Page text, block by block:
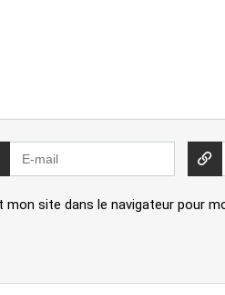
site dans le navigateur pour